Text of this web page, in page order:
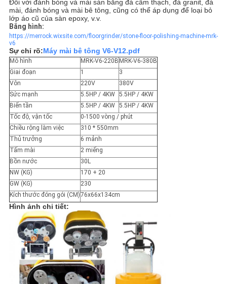
Đối với đánh bóng và mài sàn bằng đá cẩm thạch, đá granit, đá
mài, đánh bóng và mài bê tông, cũng có thể áp dụng để loại bỏ
lớp áo cũ của sàn epoxy, v.v.
Băng hình:
https://merrock.wixsite.com/floorgrinder/stone-floor-polishing-machine-mrk-
v6
Sự chỉ rõ:Máy mài bê tông V6-V12.pdf
Mô hình MRK-V6-220B MRK-V6-380B
Giai đoạn
1
3
Vôn
220V
380V
Sức mạnh
5.5HP / 4KW 5.5HP / 4KW
Biến tần
5.5HP / 4KW 5.5HP / 4KW
Tốc độ, vận tốc
0-1500 vòng / phút
Chiều rộng làm việc
310 * 550mm
Thủ trưởng
6 mảnh
Tấm mài
2 miếng
Bồn nước
30L
NW (KG)
170 + 20
GW (KG)
230
Kích thước đóng gói (CM)76x66x134cm
Hình ảnh chi tiết: